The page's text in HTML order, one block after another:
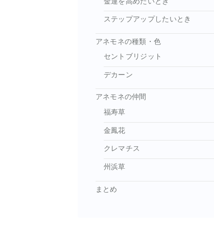
ステップアップしたいとき
アネモネの種類・色
セントブリジット
デカーン
アネモネの仲間
福寿草
金鳳花
クレマチス
州浜草
まとめ